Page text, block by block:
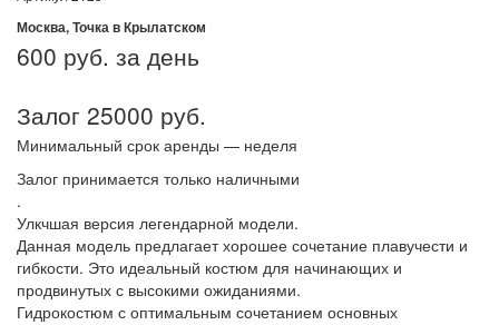
Москва, Точка в Крылатском
600 руб. за день
Залог 25000 руб.
Минимальный срок аренды — неделя
Залог принимается только наличными
.
Улкчшая версия легендарной модели.
Данная модель предлагает хорошее сочетание плавучести и
гибкости. Это идеальный костюм для начинающих и
продвинутых с высокими ожиданиями.
Гидрокостюм с оптимальным сочетанием основных